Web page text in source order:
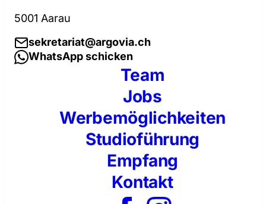
5001 Aarau
sekretariat@argovia.ch
WhatsApp schicken
Team
Jobs
Werbemöglichkeiten
Studioführung
Empfang
Kontakt